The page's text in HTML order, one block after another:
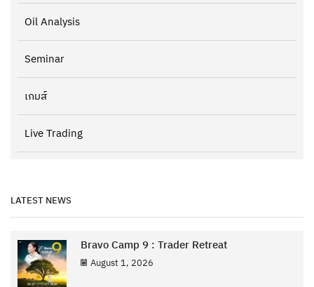
Oil Analysis
Seminar
เกมส์
Live Trading
LATEST NEWS
Bravo Camp 9 : Trader Retreat
August 1, 2026